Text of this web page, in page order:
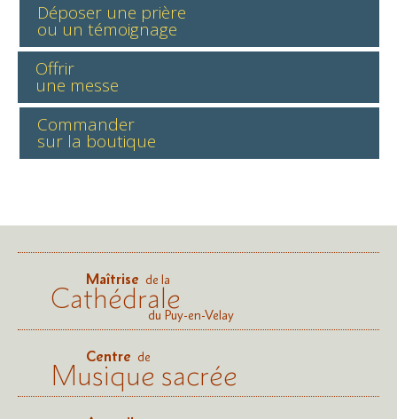
Déposer une prière
ou un témoignage
Offrir
une messe
Commander
sur la boutique
Maîtrise de la
Cathédraledu Puy-en-Velay
Centre de
Musique sacrée